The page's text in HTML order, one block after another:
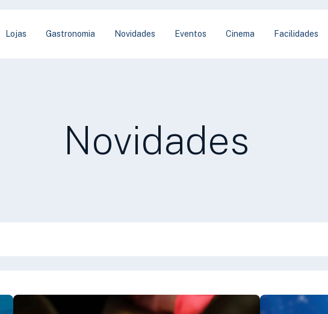
Lojas Gastronomia Novidades Eventos Cinema Facilidades
Novidades